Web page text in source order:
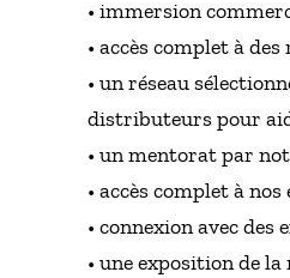
• immersion
• accès complet à
• un réseau
distributeurs pour
• un mentorat par
• accès complet à
• connexion avec
• une exposition de